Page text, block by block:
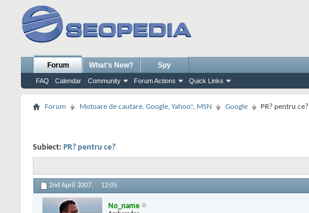
Forum
FAQ Calendar Community Forum Actions Quick Links
What's New? Spy
Forum Motoare de cautare. Google, Yahoo!, MSN Google PR? pentru ce?
Subiect: PR? pentru ce?
2nd April 2007, 12:05
No_name